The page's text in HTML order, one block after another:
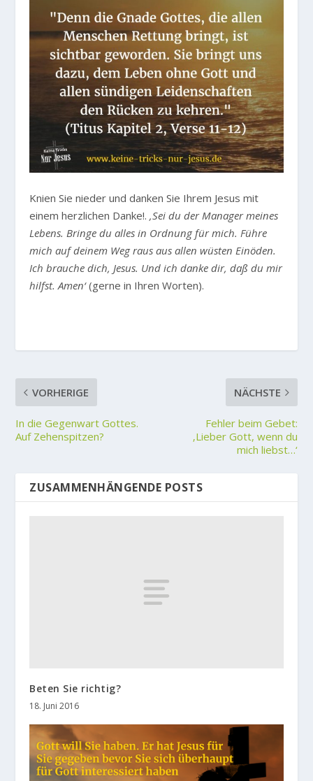
Knien Sie nieder und danken Sie Ihrem Jesus mit
einem herzlichen Danke!.‚Sei du der Manager meines
Lebens. Bringe du alles in Ordnung für mich. Führe
mich auf deinem Weg raus aus allen wüsten Einöden.
Ich brauche dich, Jesus. Und ich danke dir, daß du mir
hilfst. Amen‘(gerne in Ihren Worten).
VORHERIGE
In die Gegenwart Gottes.
Auf Zehenspitzen?
NÄCHSTE
Fehler beim Gebet:
‚Lieber Gott, wenn du
mich liebst…‘
ZUSAMMENHÄNGENDE POSTS
Beten Sie richtig?
18. Juni 2016